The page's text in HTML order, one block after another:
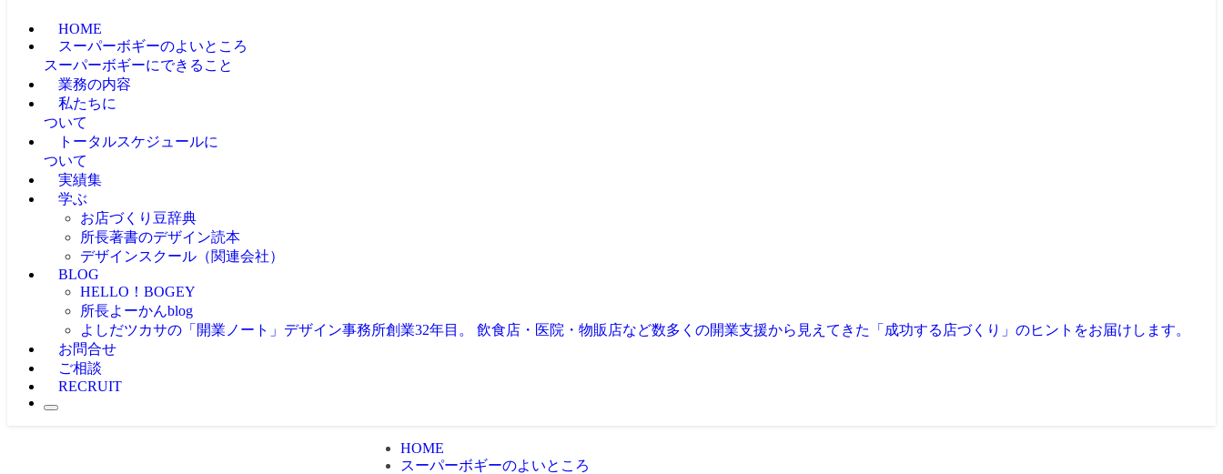
HOME
スーパーボギーのよいところ
スーパーボギーにできること
業務の内容
私たちに
ついて
トータルスケジュールに
ついて
実績集
学ぶ
お店づくり豆辞典
所長著書のデザイン読本
デザインスクール（関連会社）
BLOG
HELLO！BOGEY
所長よーかんblog
よしだツカサの「開業ノート」 デザイン事務所創業32年目。 飲食店・医院・物販店など数多くの開業支援から見えてきた「成功する店づくり」のヒントをお届けします。
お問合せ
ご相談
RECRUIT
HOME
スーパーボギーのよいところ